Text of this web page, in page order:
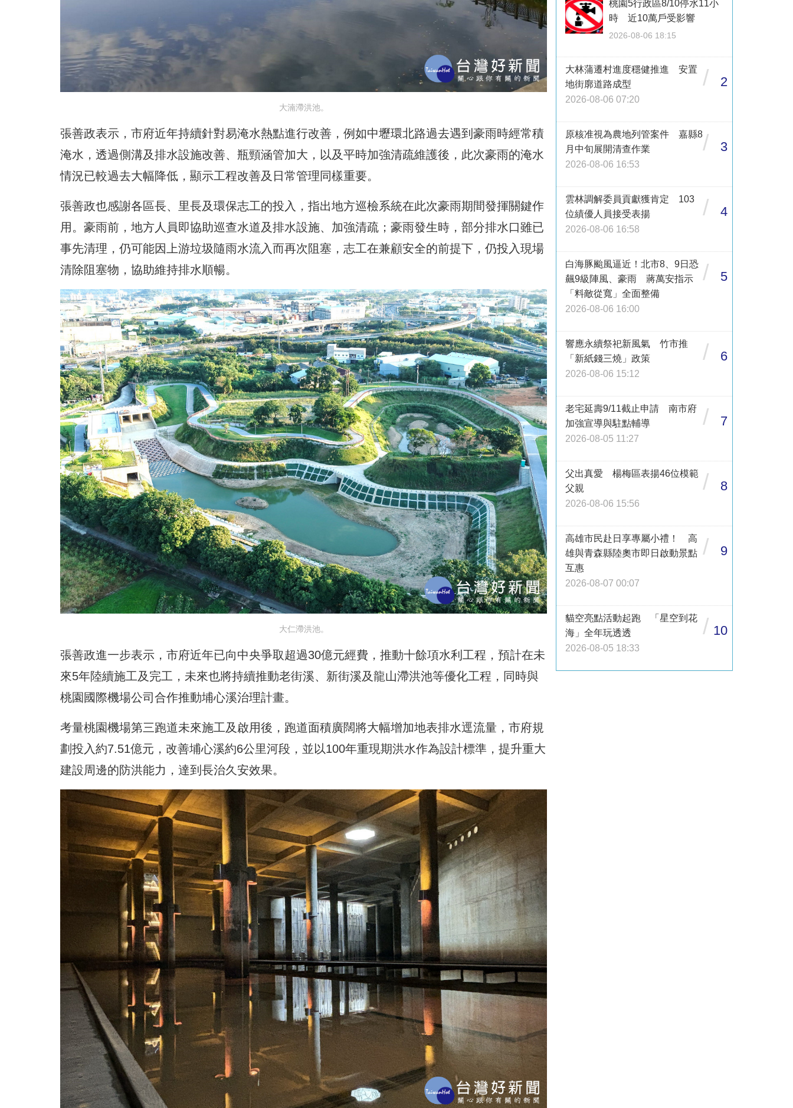
大湳滯洪池。
張善政表示，市府近年持續針對易淹水熱點進行改善，例如中壢環北路過去遇到豪雨時經常積
淹水，透過側溝及排水設施改善、瓶頸涵管加大，以及平時加強清疏維護後，此次豪雨的淹水
情況已較過去大幅降低，顯示工程改善及日常管理同樣重要。
張善政也感謝各區長、里長及環保志工的投入，指出地方巡檢系統在此次豪雨期間發揮關鍵作
用。豪雨前，地方人員即協助巡查水道及排水設施、加強清疏；豪雨發生時，部分排水口雖已
事先清理，仍可能因上游垃圾隨雨水流入而再次阻塞，志工在兼顧安全的前提下，仍投入現場
清除阻塞物，協助維持排水順暢。
大仁滯洪池。
張善政進一步表示，市府近年已向中央爭取超過30億元經費，推動十餘項水利工程，預計在未
來5年陸續施工及完工，未來也將持續推動老街溪、新街溪及龍山滯洪池等優化工程，同時與
桃園國際機場公司合作推動埔心溪治理計畫。
考量桃園機場第三跑道未來施工及啟用後，跑道面積廣闊將大幅增加地表排水逕流量，市府規
劃投入約7.51億元，改善埔心溪約6公里河段，並以100年重現期洪水作為設計標準，提升重大
建設周邊的防洪能力，達到長治久安效果。
桃園5行政區8/10停水11小
時 近10萬戶受影響
2026-08-06 18:15
大林蒲遷村進度穩健推進 安置
地街廓道路成型
2026-08-06 07:20
/ 2
原核准視為農地列管案件 嘉縣8
月中旬展開清查作業
2026-08-06 16:53
/ 3
雲林調解委員貢獻獲肯定 103
位績優人員接受表揚
2026-08-06 16:58
/ 4
白海豚颱風逼近！北市8、9日恐
飆9級陣風、豪雨 蔣萬安指示
「料敵從寬」全面整備
2026-08-06 16:00
/ 5
響應永續祭祀新風氣 竹市推
「新紙錢三燒」政策
2026-08-06 15:12
/ 6
老宅延壽9/11截止申請 南市府
加強宣導與駐點輔導
2026-08-05 11:27
/ 7
父出真愛 楊梅區表揚46位模範
父親
2026-08-06 15:56
/ 8
高雄市民赴日享專屬小禮！ 高
雄與青森縣陸奧市即日啟動景點
互惠
2026-08-07 00:07
/ 9
貓空亮點活動起跑 「星空到花
海」全年玩透透
2026-08-05 18:33
/ 10